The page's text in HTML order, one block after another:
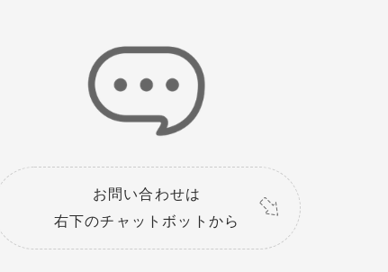
お問い合わせは
右下のチャットボットから